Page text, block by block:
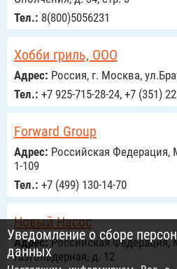
Тел.: 8(800)5056231
Хобби гриль, ООО
Адрес: Россия, г. Москва,
Тел.: +7 925-715-28-24, +7 (351)
Forward Group
Адрес: Российcкая Федерация,
1-109
Тел.: +7 (499) 130-14-70
Новый Насос
Адрес:Российcкая Федерация,
Газгольдерная, д. 12
Уведомление о сборе
данных